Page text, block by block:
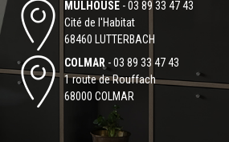
MULHOUSE -03 89 33 47 43
Cité de l'Habitat
68460 LUTTERBACH
COLMAR -03 89 33 47 43
1 route de Rouffach
68000 COLMAR